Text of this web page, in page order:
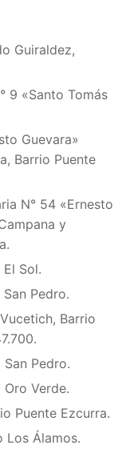
Guiraldez,
9 «Santo Tomás
Guevara»
Barrio Puente
N° 54 «Ernesto
y
Sol.
Pedro.
Barrio
San Pedro.
Oro Verde.
Puente Ezcurra.
Los Álamos.